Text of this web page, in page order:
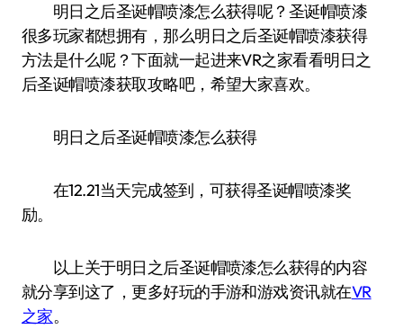
明日之后圣诞帽喷漆怎么获得呢？圣诞帽喷漆
很多玩家都想拥有，那么明日之后圣诞帽喷漆获得
方法是什么呢？下面就一起进来VR之家看看明日之
后圣诞帽喷漆获取攻略吧，希望大家喜欢。
明日之后圣诞帽喷漆怎么获得
在12.21当天完成签到，可获得圣诞帽喷漆奖
励。
以上关于明日之后圣诞帽喷漆怎么获得的内容
就分享到这了，更多好玩的手游和游戏资讯就在VR
之家。